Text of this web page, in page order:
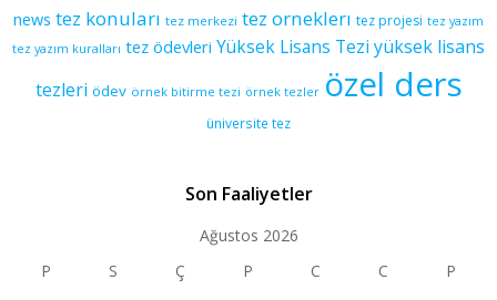
news tez konuları tez merkezi tez orneklerı tez projesi tez yazım
tez yazım kuralları tez ödevleri Yüksek Lisans Tezi yüksek lisans
tezleri ödev örnek bitirme tezi örnek tezler özel ders
üniversite tez
Son Faaliyetler
Ağustos 2026
P
S Ç P C C
P